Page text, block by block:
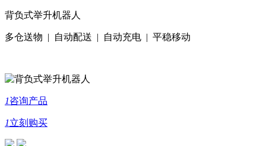
背负式举升机器人
多仓送物 | 自动配送 | 自动充电 | 平稳移动
1咨询产品
1立刻购买